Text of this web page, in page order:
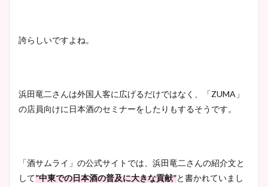
誇らしいですよね。
浜田竜二さんは外国人客に広げるだけではなく、「ZUMA」
の店員向けに日本酒のセミナーをしたりもするそうです。
「酒サムライ」の公式サイトでは、浜田竜二さんの紹介文と
して”中東での日本酒の普及に大きな貢献”と書かれていまし